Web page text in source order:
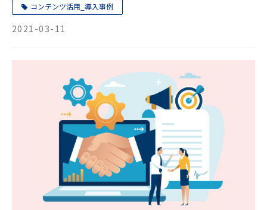
コンテンツ活用_導入事例
2021-03-11